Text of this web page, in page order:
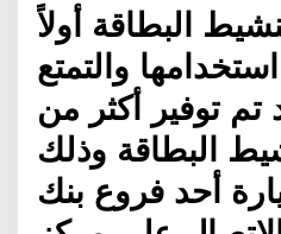
البطاقة أولاً
والتمتع
تم توفير أكثر من
البطاقة وذلك
أحد فروع بنك